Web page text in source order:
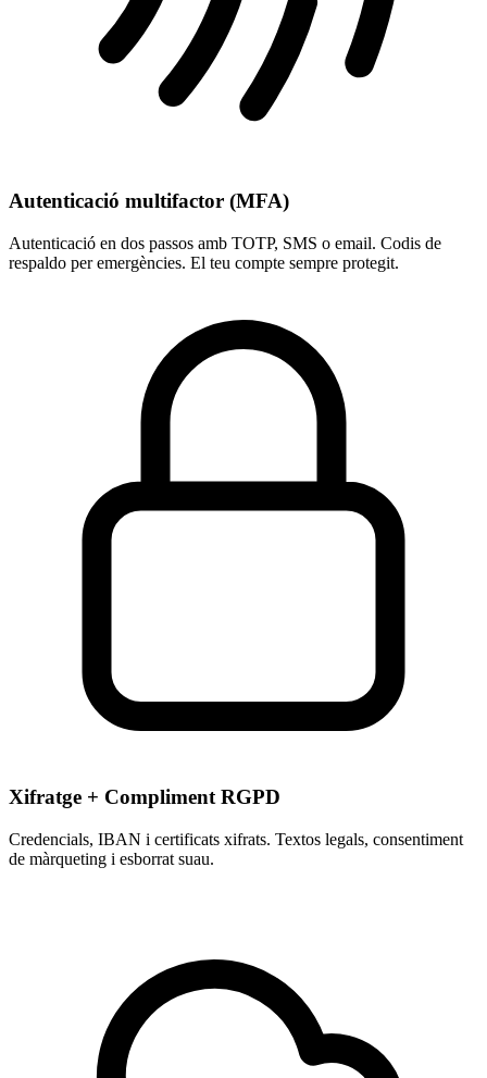
Autenticació multifactor (MFA)
Autenticació en dos passos amb TOTP, SMS o email. Codis de
respaldo per emergències. El teu compte sempre protegit.
Xifratge + Compliment RGPD
Credencials, IBAN i certificats xifrats. Textos legals, consentiment
de màrqueting i esborrat suau.